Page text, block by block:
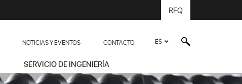
RFQ
ES
NOTICIAS Y EVENTOS CONTACTO
SERVICIO DE INGENIERÍA